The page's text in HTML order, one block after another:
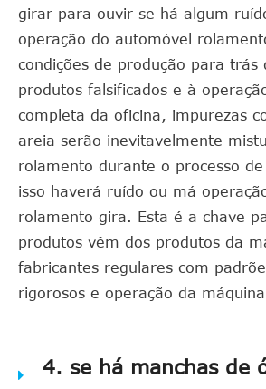
girar para ouvir se há algum
operação do automóvel
condições de produção para trás
produtos falsificados e à
completa da oficina, impurezas
areia serão inevitavelmente
rolamento durante o processo
isso haverá ruído ou má
rolamento gira. Esta é a chave
produtos vêm dos produtos da
fabricantes regulares com
rigorosos e operação da
4. se há manchas de